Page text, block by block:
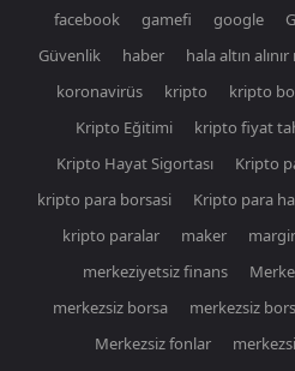
facebook
gamefi google
Güvenlik
haber hala altın alınır
koronavirüs
kripto kripto
Kripto Eğitimi
kripto fiyat
Kripto Hayat Sigortası
Kripto
kripto para borsasi
Kripto para
kripto paralar
maker
merkeziyetsiz finans
merkezsiz borsa
merkezsiz
Merkezsiz fonlar